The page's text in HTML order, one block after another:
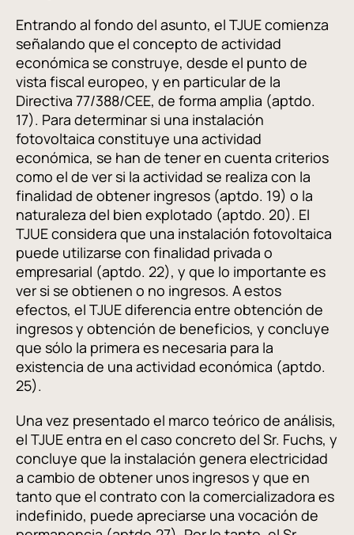
Entrando al fondo del asunto, el TJUE comienza
señalando que el concepto de actividad
económica se construye, desde el punto de
vista fiscal europeo, y en particular de la
Directiva 77/388/CEE, de forma amplia (aptdo.
17). Para determinar si una instalación
fotovoltaica constituye una actividad
económica, se han de tener en cuenta criterios
como el de ver si la actividad se realiza con la
finalidad de obtener ingresos (aptdo. 19) o la
naturaleza del bien explotado (aptdo. 20). El
TJUE considera que una instalación fotovoltaica
puede utilizarse con finalidad privada o
empresarial (aptdo. 22), y que lo importante es
ver si se obtienen o no ingresos. A estos
efectos, el TJUE diferencia entre obtención de
ingresos y obtención de beneficios, y concluye
que sólo la primera es necesaria para la
existencia de una actividad económica (aptdo.
25).
Una vez presentado el marco teórico de análisis,
el TJUE entra en el caso concreto del Sr. Fuchs, y
concluye que la instalación genera electricidad
a cambio de obtener unos ingresos y que en
tanto que el contrato con la comercializadora es
indefinido, puede apreciarse una vocación de